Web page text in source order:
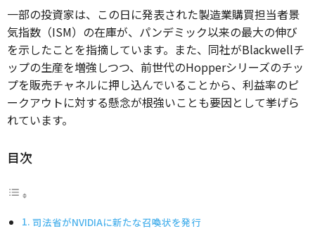
一部の投資家は、この日に発表された製造業購買担当者景
気指数（ISM）の在庫が、パンデミック以来の最大の伸び
を示したことを指摘しています。また、同社がBlackwellチ
ップの生産を増強しつつ、前世代のHopperシリーズのチッ
プを販売チャネルに押し込んでいることから、利益率のピ
ークアウトに対する懸念が根強いことも要因として挙げら
れています。
目次
司法省がNVIDIAに新たな召喚状を発行